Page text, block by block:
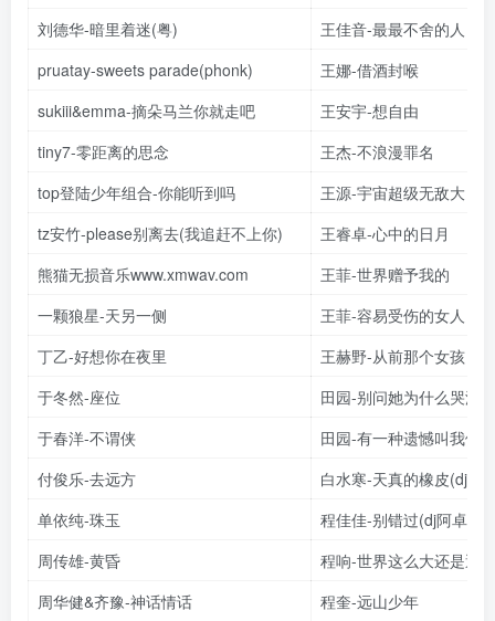
刘德华-暗里着迷(粤)
王佳音-最最不舍的人
pruatay-sweets parade(phonk)
王娜-借酒封喉
sukiii&emma-摘朵马兰你就走吧
王安宇-想自由
tiny7-零距离的思念
王杰-不浪漫罪名
top登陆少年组合-你能听到吗
王源-宇宙超级无敌大
tz安竹-please别离去(我追赶不上你)
王睿卓-心中的日月
熊猫无损音乐www.xmwav.com
王菲-世界赠予我的
一颗狼星-天另一侧
王菲-容易受伤的女人
丁乙-好想你在夜里
王赫野-从前那个女孩
于冬然-座位
田园-别问她为什么哭泣
于春洋-不谓侠
田园-有一种遗憾叫我们
付俊乐-去远方
白水寒-天真的橡皮(dj铁
单依纯-珠玉
程佳佳-别错过(dj阿卓版)
周传雄-黄昏
程响-世界这么大还是遇
周华健&齐豫-神话情话
程奎-远山少年